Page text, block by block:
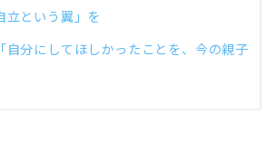
立という翼」を
分にしてほしかったことを、今の親子